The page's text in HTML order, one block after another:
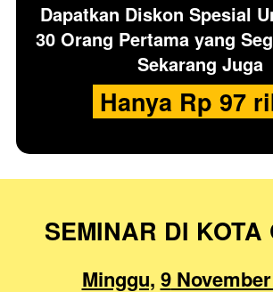
Dapatkan Diskon Spesial
30 Orang Pertama yang
Sekarang Juga
Hanya Rp 97
SEMINAR DI KOTA
Minggu, 9 November